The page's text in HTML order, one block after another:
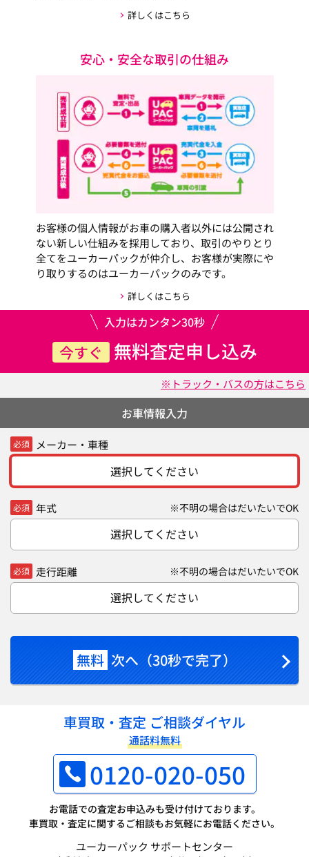
詳しくはこちら
安心・安全な取引の仕組み
お客様の個人情報がお車の購入者以外には公開され
ない新しい仕組みを採用しており、取引のやりとり
全てをユーカーパックが仲介し、お客様が実際にや
り取りするのはユーカーパックのみです。
詳しくはこちら
入力はカンタン30秒
今すぐ 無料査定申し込み
※トラック・バスの方はこちら
お車情報入力
必須 メーカー・車種
選択してください
必須 年式 ※不明の場合はだいたいでOK
選択してください
必須 走行距離 ※不明の場合はだいたいでOK
選択してください
無料 次へ（30秒で完了）
車買取・査定 ご相談ダイヤル
通話料無料
0120-020-050
お電話での査定お申込みも受け付けております。
車買取・査定に関するご相談もお気軽にお電話ください。
ユーカーパック サポートセンター